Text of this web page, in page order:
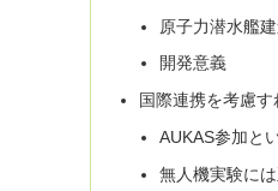
原子力潜水艦
開発意義
国際連携を考慮
AUKAS参加と
無人機実験に